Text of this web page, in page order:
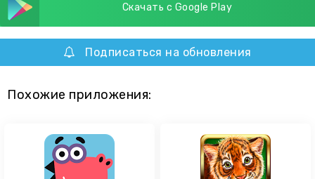
Скачать с Google Play
Подписаться на обновления
Похожие приложения: